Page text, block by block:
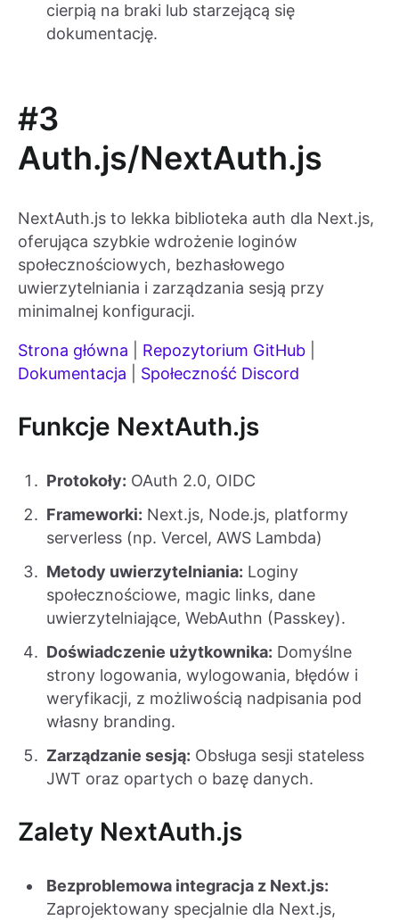
cierpią na braki lub starzejącą się
dokumentację.
#3
Auth.js/NextAuth.js
NextAuth.js to lekka biblioteka auth dla Next.js,
oferująca szybkie wdrożenie loginów
społecznościowych, bezhasłowego
uwierzytelniania i zarządzania sesją przy
minimalnej konfiguracji.
Strona główna Repozytorium GitHub
Dokumentacja
Społeczność Discord
Funkcje NextAuth.js
Protokoły: OAuth 2.0, OIDC
Frameworki: Next.js, Node.js, platformy
serverless (np. Vercel, AWS Lambda)
Metody uwierzytelniania: Loginy
społecznościowe, magic links, dane
uwierzytelniające, WebAuthn (Passkey).
Doświadczenie użytkownika: Domyślne
strony logowania, wylogowania, błędów i
weryfikacji, z możliwością nadpisania pod
własny branding.
Zarządzanie sesją: Obsługa sesji stateless
JWT oraz opartych o bazę danych.
Zalety NextAuth.js
Bezproblemowa integracja z Next.js:
Zaprojektowany specjalnie dla Next.js,